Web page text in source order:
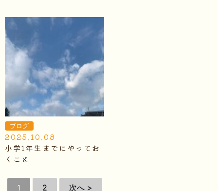
ブログ
2025.10.08
小学1年生までにやってお
くこと
1 2 次へ >